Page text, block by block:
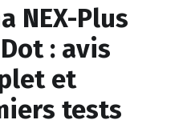
NEX-Plus
: avis
et
tests